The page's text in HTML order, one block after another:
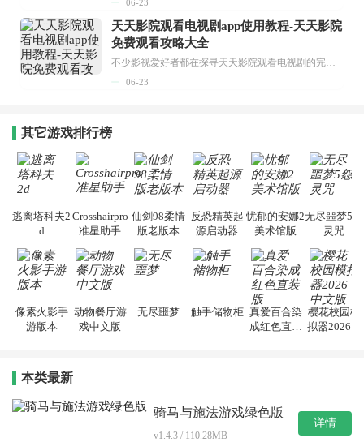
06-23
天天影院观看电视剧app使用教程-天天影院
免费观看攻略大全
不少影视爱好者都在探寻天天影院观看电视剧的完整方法，结合最新平台使用规则，本篇新手入门攻略全面讲解观看渠道、检索流程、播放设置以及画面模式调整等实用内容。全文适配手机、电脑等主流设备，步骤简洁易懂，无论是初次使用的新手，还是想要优化观影体验的用户，都能参照内容快速上手，熟练掌握平台各项操作技巧，轻松畅享影视内容。...
06-23
其它游戏排行榜
逃离塔科夫2
d
Crosshairpro
准星助手
仙剑98柔情
版老版本
反恐精英起
源启动器
忧郁的安娜2
美术馆版
无尽噩梦5怨
灵咒
像素火影手
游版本
动物餐厅游
戏中文版
无尽噩梦 触手储物柜 真爱百合染
成红色直装
樱花校园模
拟器2026中
本类最新
骑马与施法游戏绿色版
v1.4.3 / 110.28MB
详情